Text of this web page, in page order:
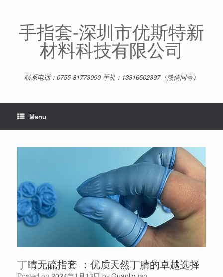
content手指套-深圳市优斯特新
材料科技有限公司
联系电话：0755-81773990 手机：13316502397（微信同号）
Menu
丁晴无硫指套 ：优质天然丁腈的卓越选择